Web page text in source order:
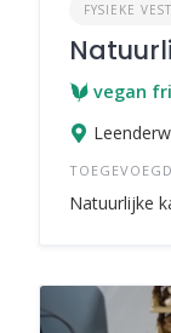
FYSIEKE
vegan
Natuurlijke